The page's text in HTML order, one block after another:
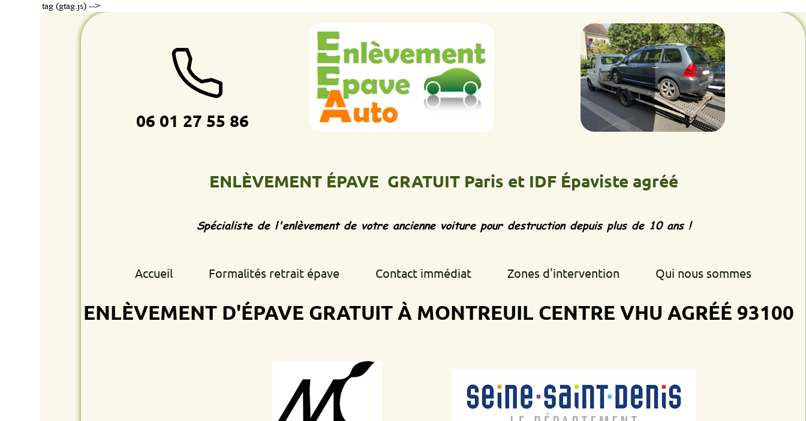
(gtag.js) -->
ENLÈVEMENT ÉPAVE GRATUIT Paris et IDFÉpaviste agréé
Spécialiste de l'enlèvement de votre ancienne voiture pour destruction depuis plus de 10 ans !
Formalités retrait épave Contact immédiat Zones d'intervention Qui nous sommes
06 01 27 55 86
ENLÈVEMENT D'ÉPAVE GRATUIT À MONTREUILCENTRE VHU AGRÉÉ 93100